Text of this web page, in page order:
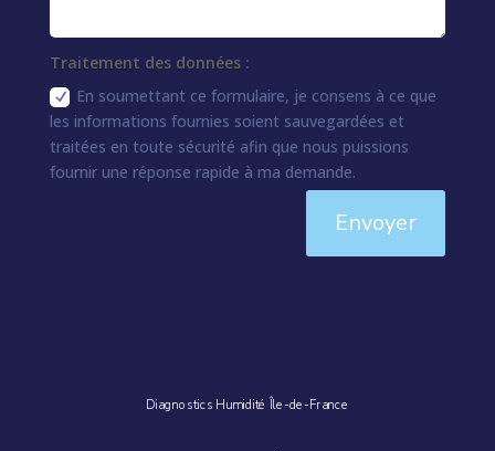
Traitement des données :
En soumettant ce formulaire, je consens à ce que
les informations fournies soient sauvegardées et
traitées en toute sécurité afin que nous puissions
fournir une réponse rapide à ma demande.
Envoyer
Diagnostics Humidité Île-de-France